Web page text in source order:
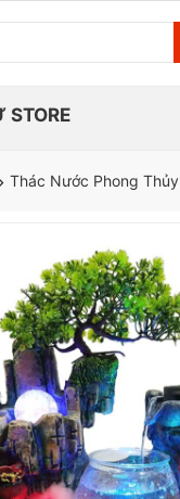
Thác Nước Phong Thủy